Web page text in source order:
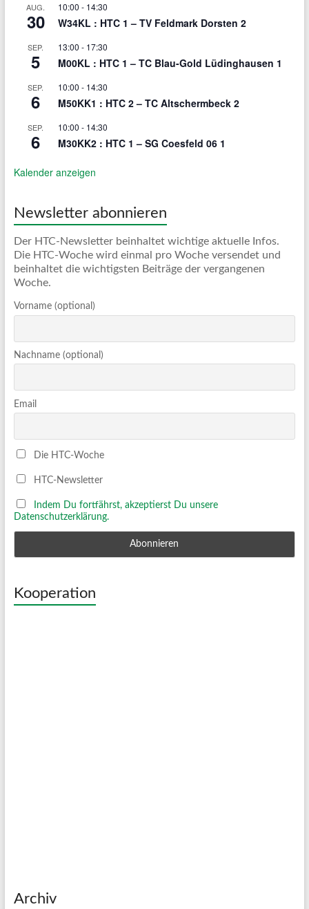
AUG.
30
10:00 - 14:30
W34KL : HTC 1 – TV Feldmark Dorsten 2
SEP.
5
13:00 - 17:30
M00KL : HTC 1 – TC Blau-Gold Lüdinghausen 1
SEP.
6
10:00 - 14:30
M50KK1 : HTC 2 – TC Altschermbeck 2
SEP.
6
10:00 - 14:30
M30KK2 : HTC 1 – SG Coesfeld 06 1
Kalender anzeigen
Newsletter abonnieren
Der HTC-Newsletter beinhaltet wichtige aktuelle Infos.
Die HTC-Woche wird einmal pro Woche versendet und
beinhaltet die wichtigsten Beiträge der vergangenen
Woche.
Vorname (optional)
Nachname (optional)
Email
Die HTC-Woche
HTC-Newsletter
Indem Du fortfährst, akzeptierst Du unsere
Datenschutzerklärung.
Kooperation
Archiv